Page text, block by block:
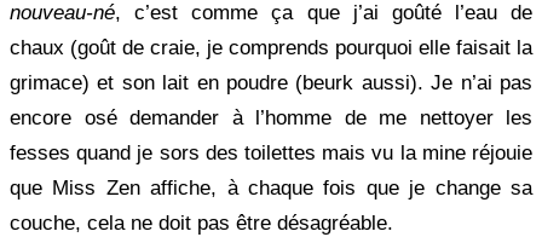
nouveau-né, c’est comme ça que j’ai goûté l’eau de
chaux (goût de craie, je comprends pourquoi elle faisait la
grimace) et son lait en poudre (beurk aussi). Je n’ai pas
encore osé demander à l’homme de me nettoyer les
fesses quand je sors des toilettes mais vu la mine réjouie
que Miss Zen affiche, à chaque fois que je change sa
couche, cela ne doit pas être désagréable.